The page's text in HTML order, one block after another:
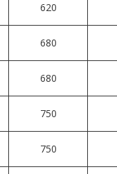
620
680
680
750
750